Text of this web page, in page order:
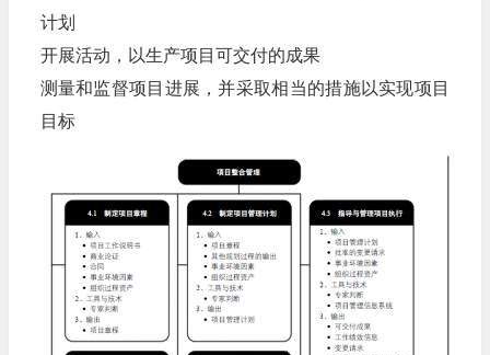
计划
开展活动，以生产项目可交付的成果
测量和监督项目进展，并采取相当的措施以实现项目
目标